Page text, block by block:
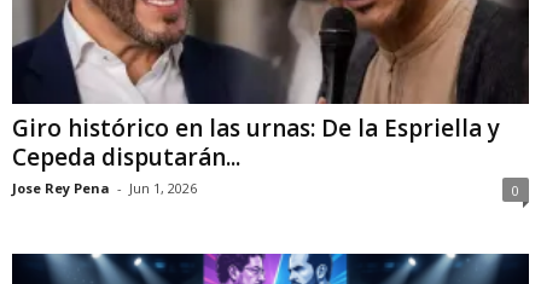
Giro histórico en las urnas: De la Espriella y
Cepeda disputarán...
Jose Rey Pena - Jun 1, 2026 0